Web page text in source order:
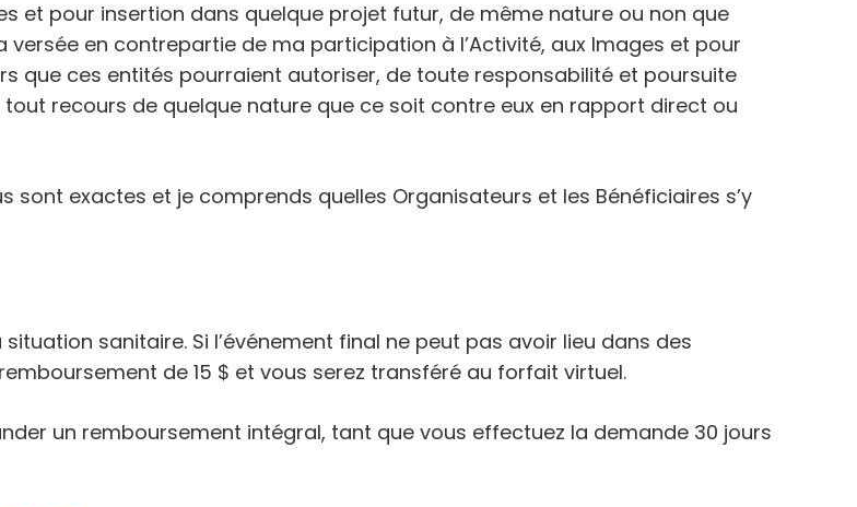
et pour insertion dans quelque projet futur, de même nature ou non que
versée en contrepartie de ma participation à l’Activité, aux Images et pour
que ces entités pourraient autoriser, de toute responsabilité et poursuite
recours de quelque nature que ce soit contre eux en rapport direct ou
exactes et je comprends quelles Organisateurs et les Bénéficiaires s’y
sanitaire. Si l’événement final ne peut pas avoir lieu dans des
de 15 $ et vous serez transféré au forfait virtuel.
un remboursement intégral, tant que vous effectuez la demande 30 jours